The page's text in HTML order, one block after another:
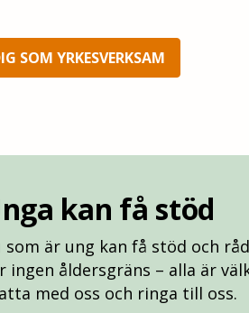
SOM YRKESVERKSAM
kan få stöd
som är ung kan få stöd och
ingen åldersgräns – alla är
med oss och ringa till oss.